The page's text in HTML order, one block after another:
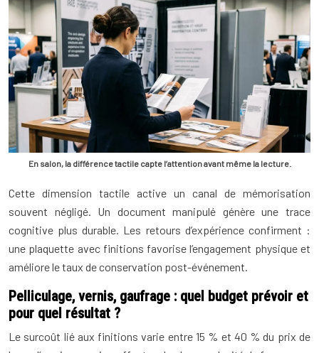
En salon, la différence tactile capte l’attention avant même la lecture.
Cette dimension tactile active un canal de mémorisation
souvent négligé. Un document manipulé génère une trace
cognitive plus durable. Les retours d’expérience confirment :
une plaquette avec finitions favorise l’engagement physique et
améliore le taux de conservation post-événement.
Pelliculage, vernis, gaufrage : quel budget prévoir et
pour quel résultat ?
Le surcoût lié aux finitions varie entre 15 % et 40 % du prix de